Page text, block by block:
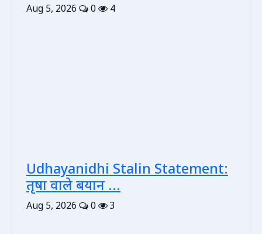
Aug 5, 2026 0 4
Udhayanidhi Stalin Statement:
तृषा वाले बयान ...
Aug 5, 2026 0 3